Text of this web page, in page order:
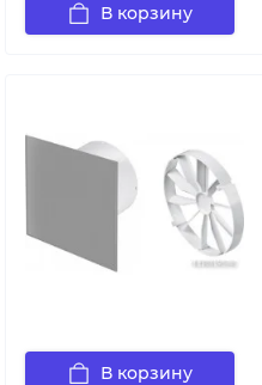
В корзину
В корзину